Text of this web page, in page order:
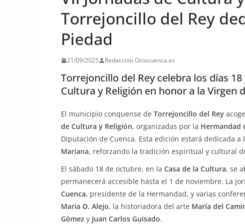
Torrejoncillo del Rey
Piedad
21/09/2025 Redacción Ociocuenca.es
Torrejoncillo del Rey celebra los días
Cultura y Religión en honor a la Virgen
El municipio conquense de Torrejoncillo del Rey
de Cultura y Religión, organizadas por la Hermandad
Diputación de Cuenca. Esta edición estará dedicada a
Mariana, reforzando la tradición espiritual y cultural
El sábado 18 de octubre, en la Casa de la Cultura, se
permanecerá accesible hasta el 1 de noviembre. La
Cuenca, presidente de la Hermandad, y varias
María O. Alejo, la historiadora del arte María del
Gómez y Juan Carlos Guisado.